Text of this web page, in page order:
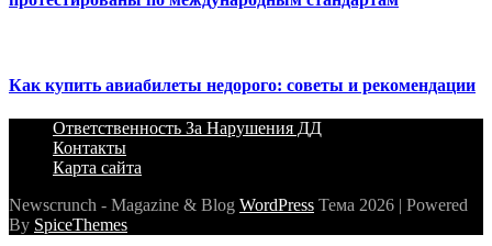
Как купить авиабилеты недорого: советы и рекомендации
Ответственность За Нарушения ДД
Контакты
Карта сайта
Newscrunch - Magazine & Blog WordPress Тема 2026 | Powered
By SpiceThemes